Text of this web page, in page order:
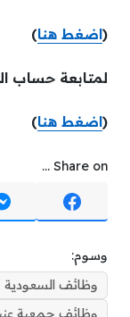
(اضغط هنا)
لمتابعة حساب
(اضغط هنا)
Share on ...
وسوم:
وظائف السعودية
وظائف جمعية